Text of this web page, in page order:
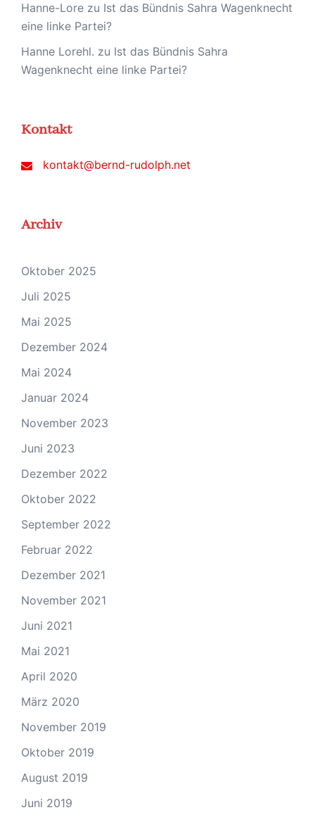
Hanne-Lore zu Ist das Bündnis Sahra Wagenknecht
eine linke Partei?
Hanne Lorehl. zu Ist das Bündnis Sahra
Wagenknecht eine linke Partei?
Kontakt
kontakt@bernd-rudolph.net
Archiv
Oktober 2025
Juli 2025
Mai 2025
Dezember 2024
Mai 2024
Januar 2024
November 2023
Juni 2023
Dezember 2022
Oktober 2022
September 2022
Februar 2022
Dezember 2021
November 2021
Juni 2021
Mai 2021
April 2020
März 2020
November 2019
Oktober 2019
August 2019
Juni 2019